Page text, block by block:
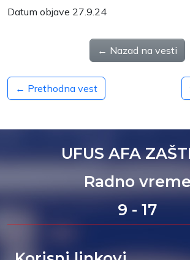
Datum objave 27.9.24
← Nazad na vesti
← Prethodna vest
UFUS AFA
Radno vreme
9 - 17